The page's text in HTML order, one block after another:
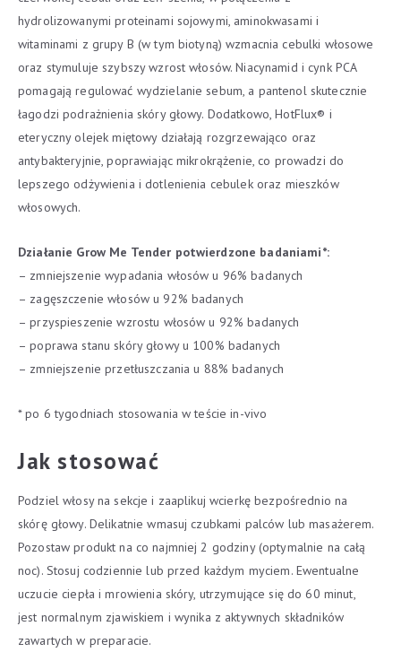
hydrolizowanymi proteinami sojowymi, aminokwasami i
witaminami z grupy B (w tym biotyną) wzmacnia cebulki włosowe
oraz stymuluje szybszy wzrost włosów. Niacynamid i cynk PCA
pomagają regulować wydzielanie sebum, a pantenol skutecznie
łagodzi podrażnienia skóry głowy. Dodatkowo, HotFlux® i
eteryczny olejek miętowy działają rozgrzewająco oraz
antybakteryjnie, poprawiając mikrokrążenie, co prowadzi do
lepszego odżywienia i dotlenienia cebulek oraz mieszków
włosowych.
Działanie Grow Me Tender potwierdzone badaniami*:
– zmniejszenie wypadania włosów u 96% badanych
– zagęszczenie włosów u 92% badanych
– przyspieszenie wzrostu włosów u 92% badanych
– poprawa stanu skóry głowy u 100% badanych
– zmniejszenie przetłuszczania u 88% badanych
* po 6 tygodniach stosowania w teście in-vivo
Jak stosować
Podziel włosy na sekcje i zaaplikuj wcierkę bezpośrednio na
skórę głowy. Delikatnie wmasuj czubkami palców lub masażerem.
Pozostaw produkt na co najmniej 2 godziny (optymalnie na całą
noc). Stosuj codziennie lub przed każdym myciem. Ewentualne
uczucie ciepła i mrowienia skóry, utrzymujące się do 60 minut,
jest normalnym zjawiskiem i wynika z aktywnych składników
zawartych w preparacie.